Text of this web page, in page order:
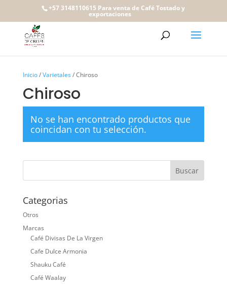
+57 3148110615 Para venta de Café Tostado y
exportaciones
Inicio/Varietales/ Chiroso
Chiroso
No se han encontrado productos que
coincidan con tu selección.
Categorias
Otros
Marcas
Café Divisas De La Virgen
Cafe Dulce Armonia
Shauku Café
Café Waalay